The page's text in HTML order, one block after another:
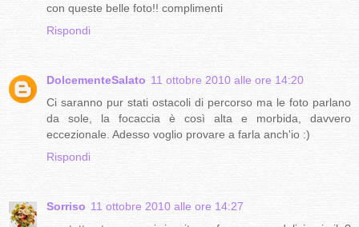
con queste belle foto!! complimenti
Rispondi
DolcementeSalato 11 ottobre 2010 alle ore 14:20
Ci saranno pur stati ostacoli di percorso ma le foto parlano
da sole, la focaccia è così alta e morbida, davvero
eccezionale. Adesso voglio provare a farla anch'io :)
Rispondi
Sorriso 11 ottobre 2010 alle ore 14:27